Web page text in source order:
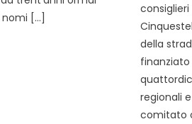
[…]
della
regionali
comitato